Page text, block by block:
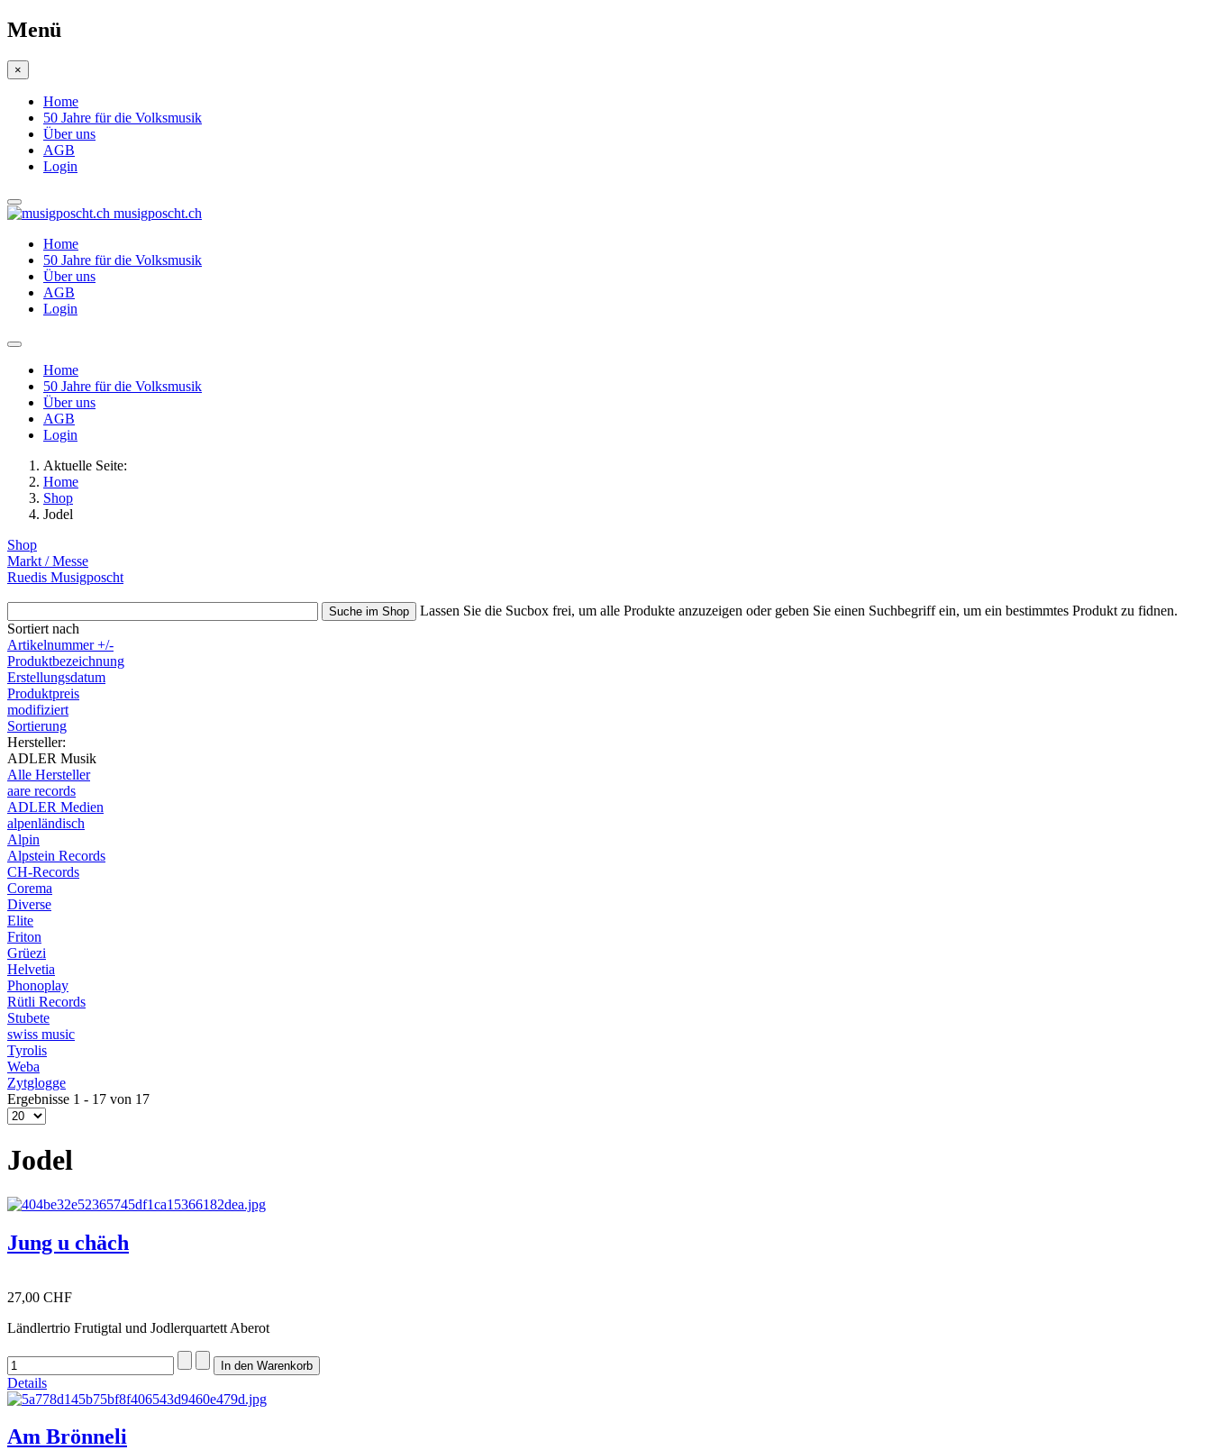
Menü
×
Home
50 Jahre für die Volksmusik
Über uns
AGB
Login
musigposcht.ch
Home
50 Jahre für die Volksmusik
Über uns
AGB
Login
Home
50 Jahre für die Volksmusik
Über uns
AGB
Login
Aktuelle Seite:
Home
Shop
Jodel
Shop
Markt / Messe
Ruedis Musigposcht
Lassen Sie die Sucbox frei, um alle Produkte anzuzeigen oder geben Sie einen Suchbegriff ein, um ein bestimmtes Produkt zu fidnen.
Sortiert nach
Artikelnummer +/-
Produktbezeichnung
Erstellungsdatum
Produktpreis
modifiziert
Sortierung
Hersteller:
ADLER Musik
Alle Hersteller
aare records
ADLER Medien
alpenländisch
Alpin
Alpstein Records
CH-Records
Corema
Diverse
Elite
Friton
Grüezi
Helvetia
Phonoplay
Rütli Records
Stubete
swiss music
Tyrolis
Weba
Zytglogge
Ergebnisse 1 - 17 von 17
Jodel
Jung u chäch
27,00 CHF
Ländlertrio Frutigtal und Jodlerquartett Aberot
Details
Am Brönneli